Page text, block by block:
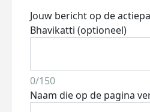
Jouw bericht op de
Bhavikatti (optioneel)
0/150
Naam die op de pagina